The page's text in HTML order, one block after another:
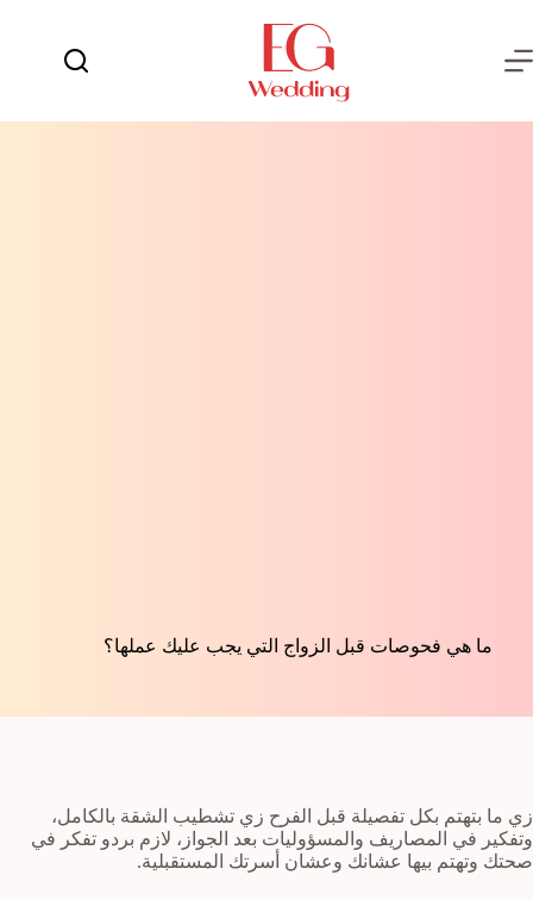
المحتوى
توجد
ما هي فحوصات قبل الزواج التي يجب عليك عملها؟
زي ما بتهتم بكل تفصيلة قبل الفرح زي تشطيب الشقة بالكامل،
وتفكير في المصاريف والمسؤوليات بعد الجواز، لازم بردو تفكر في
صحتك وتهتم بيها عشانك وعشان أسرتك المستقبلية.